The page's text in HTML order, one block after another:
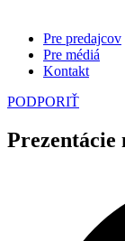
Pre predajcov
Pre médiá
Kontakt
PODPORIŤ
Prezentácie